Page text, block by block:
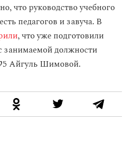
что руководство учебного
педагогов и завуча. В
, что уже подготовили
занимаемой должности
Айгуль Шимовой.